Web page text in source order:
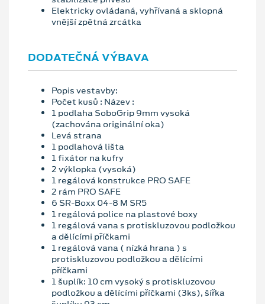
Elektricky ovládaná, vyhřívaná a sklopná
vnější zpětná zrcátka
DODATEČNÁ VÝBAVA
Popis vestavby:
Počet kusů : Název :
1 podlaha SoboGrip 9mm vysoká
(zachována originální oka)
Levá strana
1 podlahová lišta
1 fixátor na kufry
2 výklopka (vysoká)
1 regálová konstrukce PRO SAFE
2 rám PRO SAFE
6 SR-Boxx 04-8 M SR5
1 regálová police na plastové boxy
1 regálová vana s protiskluzovou podložkou
a dělícími příčkami
1 regálová vana ( nízká hrana ) s
protiskluzovou podložkou a dělícími
příčkami
1 šuplík: 10 cm vysoký s protiskluzovou
podložkou a dělícími příčkami (3ks), šířka